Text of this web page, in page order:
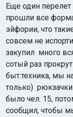
Еще один
прошли все
эйфории, что
совсем не
закупил много
сотый раз
быт.техника, мы
только)
было чел. 15,
сообщил, чтобы